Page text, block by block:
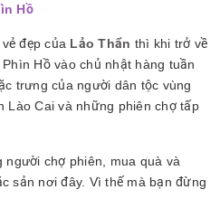
Hồ
đẹp của Lảo Thẩn thì khi trở về
Hồ vào chủ nhật hàng tuần
trưng của người dân tộc vùng
Lào Cai và những phiên chợ tấp
người chợ phiên, mua quà và
sản nơi đây. Vì thế mà bạn đừng